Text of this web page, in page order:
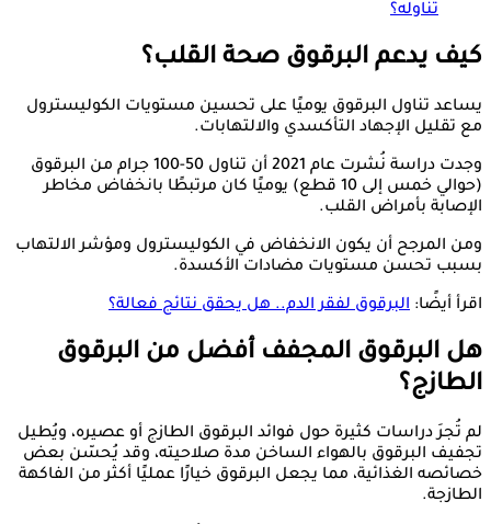
تناوله؟
كيف يدعم البرقوق صحة القلب؟
يساعد تناول البرقوق يوميًا على تحسين مستويات الكوليسترول
مع تقليل الإجهاد التأكسدي والالتهابات.
وجدت دراسة نُشرت عام 2021 أن تناول 50-100 جرام من البرقوق
(حوالي خمس إلى 10 قطع) يوميًا كان مرتبطًا بانخفاض مخاطر
الإصابة بأمراض القلب.
ومن المرجح أن يكون الانخفاض في الكوليسترول ومؤشر الالتهاب
بسبب تحسن مستويات مضادات الأكسدة.
اقرأ أيضًا: البرقوق لفقر الدم.. هل يحقق نتائج فعالة؟
هل البرقوق المجفف أفضل من البرقوق
الطازج؟
لم تُجرَ دراسات كثيرة حول فوائد البرقوق الطازج أو عصيره، ويُطيل
تجفيف البرقوق بالهواء الساخن مدة صلاحيته، وقد يُحسّن بعض
خصائصه الغذائية، مما يجعل البرقوق خيارًا عمليًا أكثر من الفاكهة
الطازجة.